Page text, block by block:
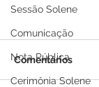
Sessão Solene
Comunicação
Nota Pública
Cerimônia Solene
Comentários